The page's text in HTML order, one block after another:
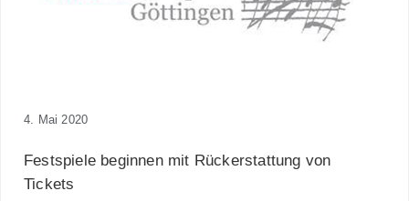
4. Mai 2020
Festspiele beginnen mit Rückerstattung von
Tickets